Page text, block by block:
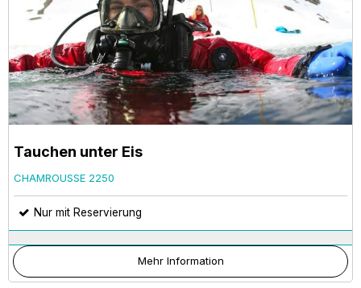
Tauchen unter Eis
CHAMROUSSE 2250
Nur mit Reservierung
Mehr Information